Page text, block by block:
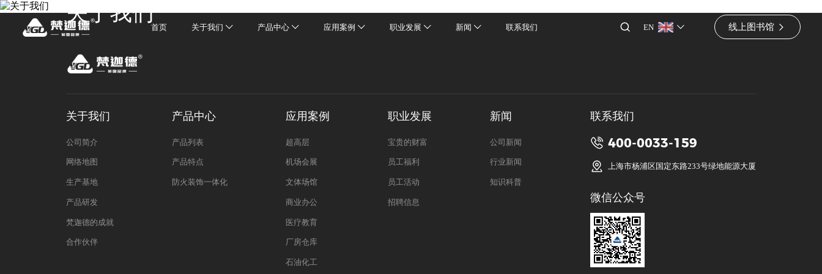
首页 关于我们 产品中心 应用案例 职业发展 新闻 联系我们 EN 线上图书馆
关于我们
关于我们
公司简介
网络地图
生产基地
产品研发
梵迦德的成就
合作伙伴
产品中心
产品列表
产品特点
防火装饰一体化
应用案例
超高层
机场会展
文体场馆
商业办公
医疗教育
厂房仓库
石油化工
职业发展
宝贵的财富
员工福利
员工活动
招聘信息
新闻
公司新闻
行业新闻
知识科普
联系我们
400-0033-159
上海市杨浦区国定东路233号绿地能源大厦
微信公众号